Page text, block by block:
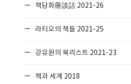
책담화冊談話 2021-26
라티오의 책들 2021-25
강유원의 북리스트 2021-23
책과 세계 2018